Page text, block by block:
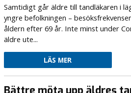
Samtidigt går äldre till tandläkaren i
yngre befolkningen –
åldern efter 69 år. Inte minst under
äldre ute...
LÄS MER